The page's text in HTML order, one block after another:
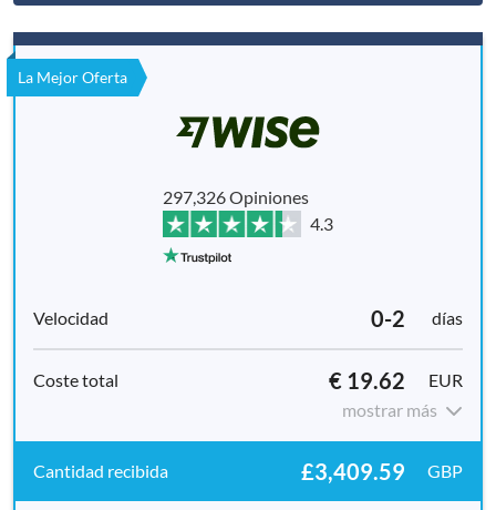
La Mejor Oferta
297,326 Opiniones
4.3
0-2 días
€ 19.62
EUR
mostrar más
£3,409.59 GBP